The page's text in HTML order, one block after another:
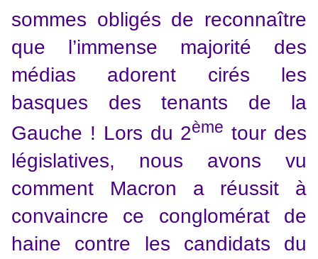
sommes obligés de reconnaître
que l’immense majorité des
médias adorent cirés les
basques des tenants de la
Gauche ! Lors du 2ème tour des
législatives, nous avons vu
comment Macron a réussit à
convaincre ce conglomérat de
haine contre les candidats du